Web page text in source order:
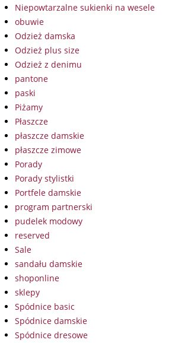
Niepowtarzalne sukienki na wesele
obuwie
Odzież damska
Odzież plus size
Odzież z denimu
pantone
paski
Piżamy
Płaszcze
płaszcze damskie
płaszcze zimowe
Porady
Porady stylistki
Portfele damskie
program partnerski
pudelek modowy
reserved
Sale
sandału damskie
shoponline
sklepy
Spódnice basic
Spódnice damskie
Spódnice dresowe